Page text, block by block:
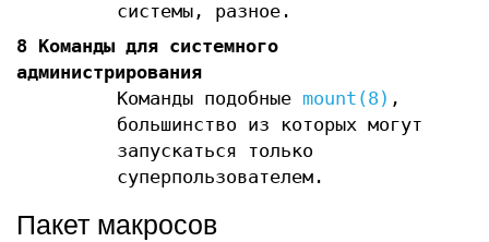
системы, разное.
8 Команды для системного
администрирования
Команды подобные mount(8) ,
большинство из которых могут
запускаться только
суперпользователем.
Пакет макросов